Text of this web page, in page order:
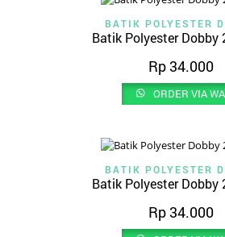
BATIK POLYESTER
Batik Polyester Dobby
Rp34.000
ORDER VIA WA
BATIK POLYESTER
Batik Polyester Dobby
Rp34.000